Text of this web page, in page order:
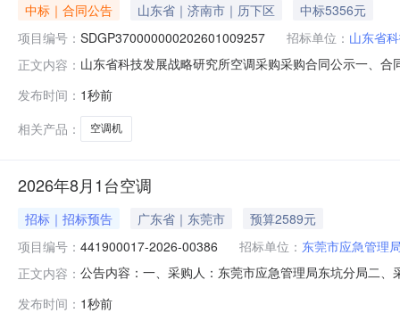
中标｜合同公告 山东省｜济南市｜历下区
中标5356元
项目编号： SDGP370000000202601009257 招标单位： 山东省
正文内容： 山东省科技发展战略研究所空调采购采购合同公示一、
数字科技（山东）有限公司地址：山东省济南市历下区
数
发布时间： 1秒前
相关产品：
空调机
2026年8月1台空调
招标｜招标预告 广东省｜东莞市
预算2589元
项目编号： 441900017-2026-00386 招标单位： 东莞市应急管理
正文内容： 公告内容：一、采购人：东莞市应急管理局东坑分局二
发布时间： 1秒前